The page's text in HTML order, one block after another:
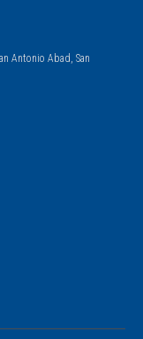
Antonio Abad, San